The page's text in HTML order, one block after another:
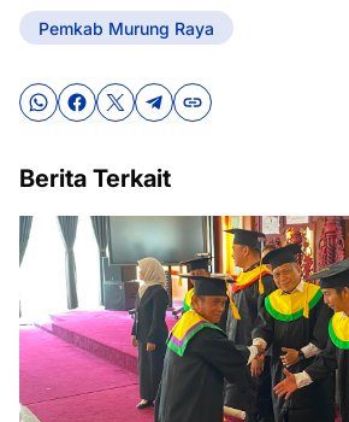
Pemkab Murung Raya
Berita Terkait